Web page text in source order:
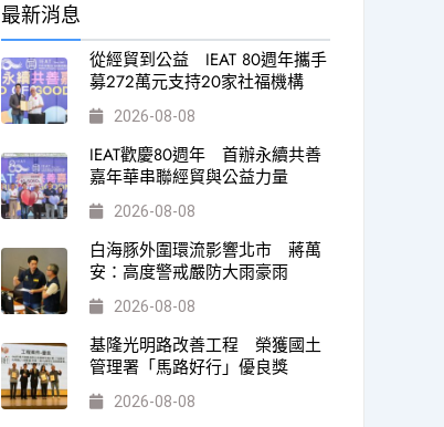
最新消息
從經貿到公益 IEAT 80週年攜手
募272萬元支持20家社福機構
2026-08-08
IEAT歡慶80週年 首辦永續共善
嘉年華串聯經貿與公益力量
2026-08-08
白海豚外圍環流影響北市 蔣萬
安：高度警戒嚴防大雨豪雨
2026-08-08
基隆光明路改善工程 榮獲國土
管理署「馬路好行」優良獎
2026-08-08